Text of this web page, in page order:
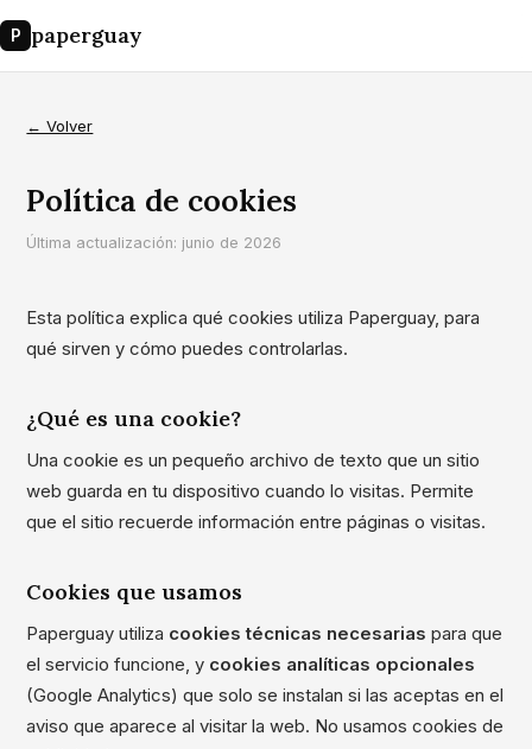
P paperguay
← Volver
Política de cookies
Última actualización: junio de 2026
Esta política explica qué cookies utiliza Paperguay, para
qué sirven y cómo puedes controlarlas.
¿Qué es una cookie?
Una cookie es un pequeño archivo de texto que un sitio
web guarda en tu dispositivo cuando lo visitas. Permite
que el sitio recuerde información entre páginas o visitas.
Cookies que usamos
Paperguay utiliza cookies técnicas necesarias para que
el servicio funcione, y cookies analíticas opcionales
(Google Analytics) que solo se instalan si las aceptas en el
aviso que aparece al visitar la web. No usamos cookies de